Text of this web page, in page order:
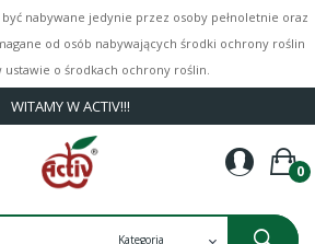
nabywane jedynie przez osoby pełnoletnie oraz
od osób nabywających środki ochrony roślin
ustawie o środkach ochrony roślin.
WITAMY W ACTIV!!!
0